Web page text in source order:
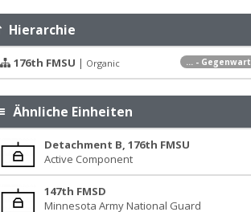
Hierarchie
... - Gegenwart
176th FMSU | Organic
Ähnliche Einheiten
Detachment B, 176th FMSU
Active Component
147th FMSD
Minnesota Army National Guard